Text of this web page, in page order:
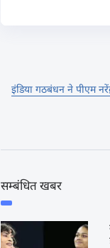
इंडिया गठबंधन ने पीएम
सम्बंधित खबर